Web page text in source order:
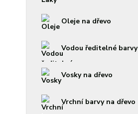
Oleje na dřevo
Vodou ředitelné barvy
Vosky na dřevo
Vrchní barvy na dřevo